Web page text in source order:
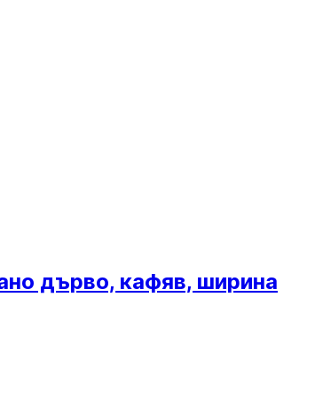
дърво, кафяв, ширина